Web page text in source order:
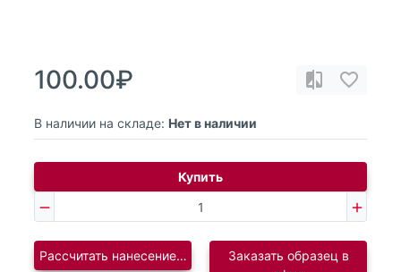
100.00₽
В наличии на складе: Нет в наличии
Купить
Рассчитать нанесение логотипаЗаказать образец в